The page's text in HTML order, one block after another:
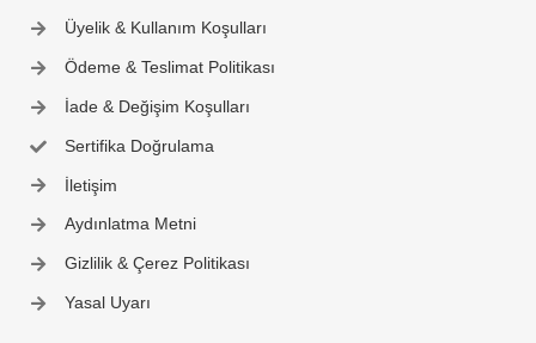
Üyelik & Kullanım Koşulları
Ödeme & Teslimat Politikası
İade & Değişim Koşulları
Sertifika Doğrulama
İletişim
Aydınlatma Metni
Gizlilik & Çerez Politikası
Yasal Uyarı